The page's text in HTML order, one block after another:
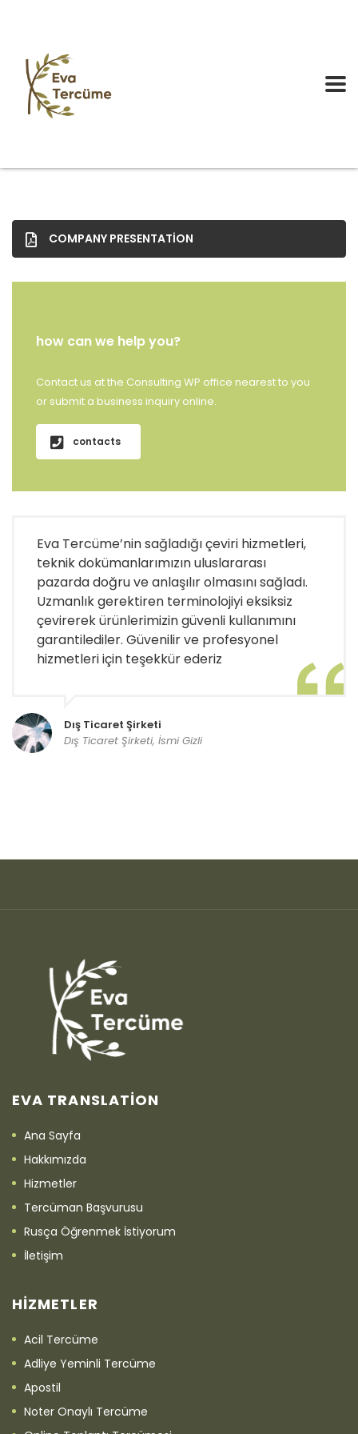
COMPANY PRESENTATION
how can we help you?
Contact us at the Consulting WP office nearest to you
or submit a business inquiry online.
contacts
Eva Tercüme’nin sağladığı çeviri hizmetleri,
teknik dokümanlarımızın uluslararası
pazarda doğru ve anlaşılır olmasını sağladı.
Uzmanlık gerektiren terminolojiyi eksiksiz
çevirerek ürünlerimizin güvenli kullanımını
garantilediler. Güvenilir ve profesyonel
hizmetleri için teşekkür ederiz
Dış Ticaret Şirketi
Dış Ticaret Şirketi, İsmi Gizli
EVA TRANSLATION
Ana Sayfa
Hakkımızda
Hizmetler
Tercüman Başvurusu
Rusça Öğrenmek İstiyorum
İletişim
HIZMETLER
Acil Tercüme
Adliye Yeminli Tercüme
Apostil
Noter Onaylı Tercüme